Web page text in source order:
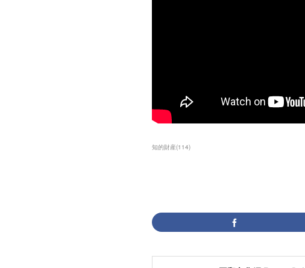
知的財産(114)